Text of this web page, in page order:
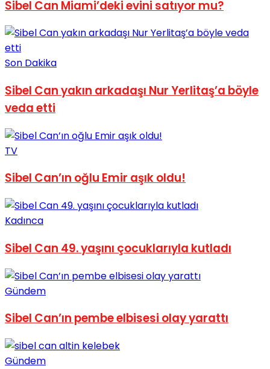
No Result
View All Result
Sibel Can Miami’deki evini satıyor mu?
Son Dakika
Sibel Can yakın arkadaşı Nur Yerlitaş’a böyle
veda etti
TV
Sibel Can’ın oğlu Emir aşık oldu!
Kadınca
Sibel Can 49. yaşını çocuklarıyla kutladı
Gündem
Sibel Can’ın pembe elbisesi olay yarattı
Gündem